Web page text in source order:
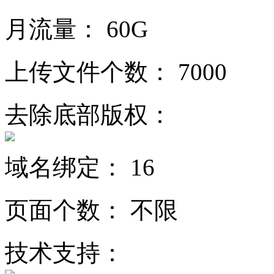
月流量：
60G
上传文件个数：
7000
去除底部版权：
域名绑定：
16
页面个数：
不限
技术支持：